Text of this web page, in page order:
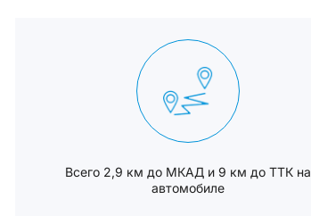
Всего 2,9 км до МКАД и 9 км до ТТК на
автомобиле